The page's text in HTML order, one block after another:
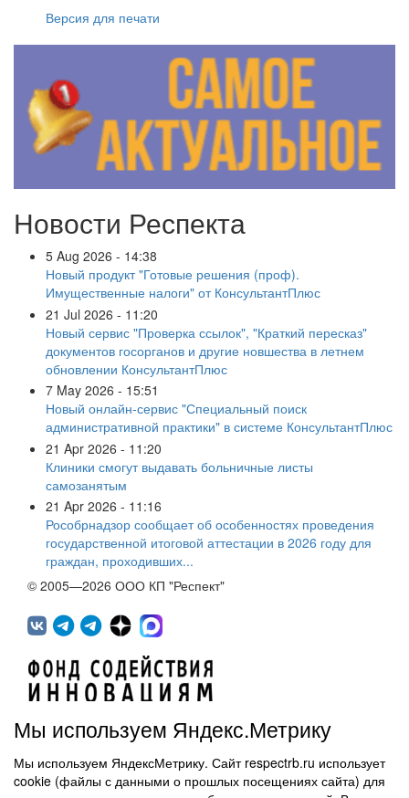
Версия для печати
Новости Респекта
5 Aug 2026 - 14:38
Новый продукт "Готовые решения (проф).
Имущественные налоги" от КонсультантПлюс
21 Jul 2026 - 11:20
Новый сервис "Проверка ссылок", "Краткий пересказ"
документов госорганов и другие новшества в летнем
обновлении КонсультантПлюс
7 May 2026 - 15:51
Новый онлайн-сервис "Специальный поиск
административной практики" в системе КонсультантПлюс
21 Apr 2026 - 11:20
Клиники смогут выдавать больничные листы
самозанятым
21 Apr 2026 - 11:16
Рособрнадзор сообщает об особенностях проведения
государственной итоговой аттестации в 2026 году для
граждан, проходивших...
© 2005—2026 ООО КП "Респект"
450071, г.Уфа, ул. 50 лет СССР, д.48 корп.1, офис 307
(347) 291 20 70
Мы используем Яндекс.Метрику
Мы используем ЯндексМетрику. Сайт respectrb.ru использует
cookie (файлы с данными о прошлых посещениях сайта) для